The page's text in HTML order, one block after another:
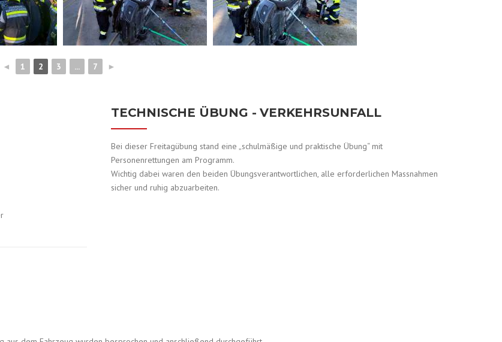
◄ 1 2 3 ... 7 ►
TECHNISCHE ÜBUNG - VERKEHRSUNFALL
Bei dieser Freitagübung stand eine „schulmäßige und praktische Übung“ mit
Personenrettungen am Programm.
Wichtig dabei waren den beiden Übungsverantwortlichen, alle erforderlichen Massnahmen
sicher und ruhig abzuarbeiten.